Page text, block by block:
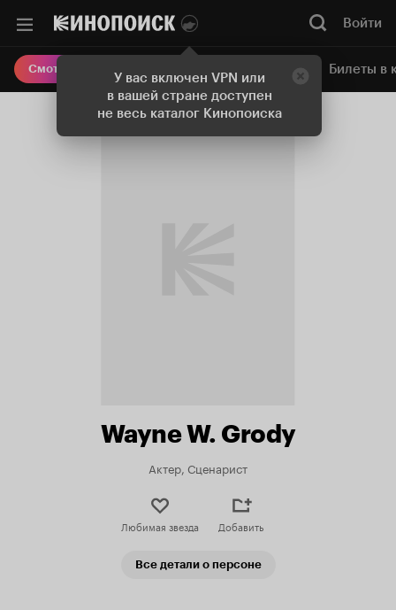
У вас включен VPN или
в вашей стране доступен
не весь каталог Кинопоиска
Войти
Смотреть кино Онлайн-кинотеатр Билеты в
Wayne W. Grody
Актер, Сценарист
Любимая звезда Добавить
Все детали о персоне